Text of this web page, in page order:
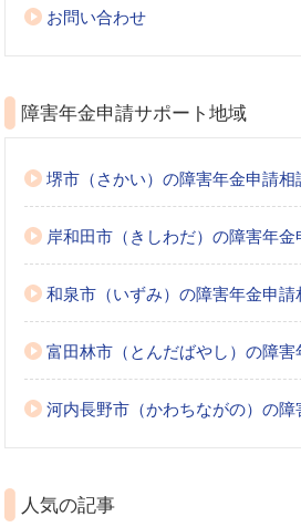
お問い合わせ
障害年金申請サポート地域
堺市（さかい）の障害年金申請相
岸和田市（きしわだ）の障害年金
和泉市（いずみ）の障害年金申請
富田林市（とんだばやし）の障害
河内長野市（かわちながの）の障
人気の記事